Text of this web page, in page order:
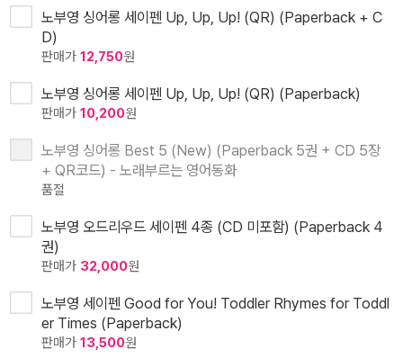
노부영 싱어롱 세이펜 Up, Up, Up! (QR) (Paperback + C
D)
판매가 12,750원
노부영 싱어롱 세이펜 Up, Up, Up! (QR) (Paperback)
판매가 10,200원
노부영 싱어롱 Best 5 (New) (Paperback 5권 + CD 5장
+ QR코드) - 노래부르는 영어동화
품절
노부영 오드리우드 세이펜 4종 (CD 미포함) (Paperback 4
권)
판매가 32,000원
노부영 세이펜 Good for You! Toddler Rhymes for Toddl
er Times (Paperback)
판매가 13,500원